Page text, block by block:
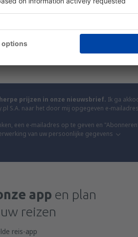
voor goedkope
de allerbeste deals,
prijzen in onze nieuwsbrief. Ik ga
S.A. naar het door mij opgegeven e-
een e-mailadres op te geven en
van uw persoonlijke gegevens
app en plan
reizen
reis-app